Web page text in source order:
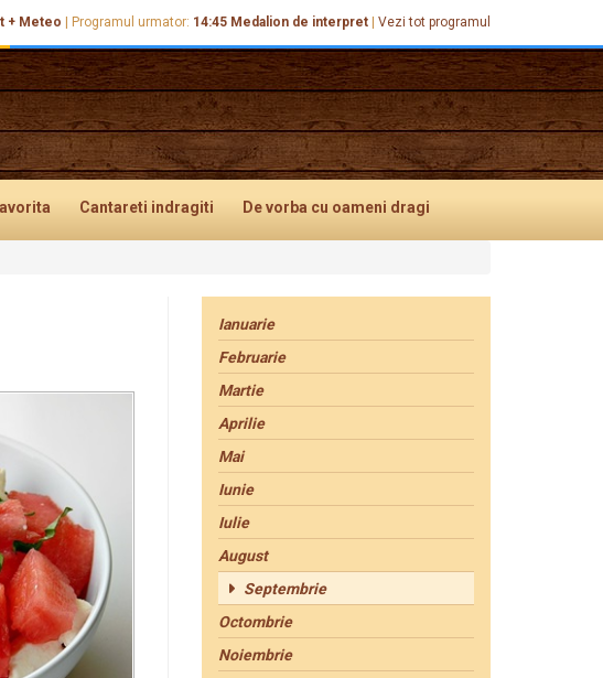
+ Meteo Programul urmator: 14:45 Medalion de interpret Vezi tot programul
Cantareti indragiti De vorba cu oameni dragi
Ianuarie
Februarie
Martie
Aprilie
Mai
Iunie
Iulie
August
Septembrie
Octombrie
Noiembrie